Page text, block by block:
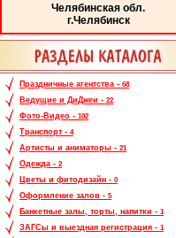
Челябинская обл.
г.Челябинск
Праздничные агентства - 68
Ведущие и ДиДжеи - 22
Фото-Видео - 102
Транспорт - 4
Артисты и аниматоры - 21
Одежда - 2
Цветы и фитодизайн - 0
Оформление залов - 5
Банкетные залы, торты, напитки - 1
ЗАГСы и выездная регистрация - 1